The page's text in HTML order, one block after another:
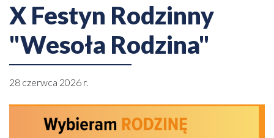
X Festyn Rodzinny
"Wesoła Rodzina"
28 czerwca 2026 r.